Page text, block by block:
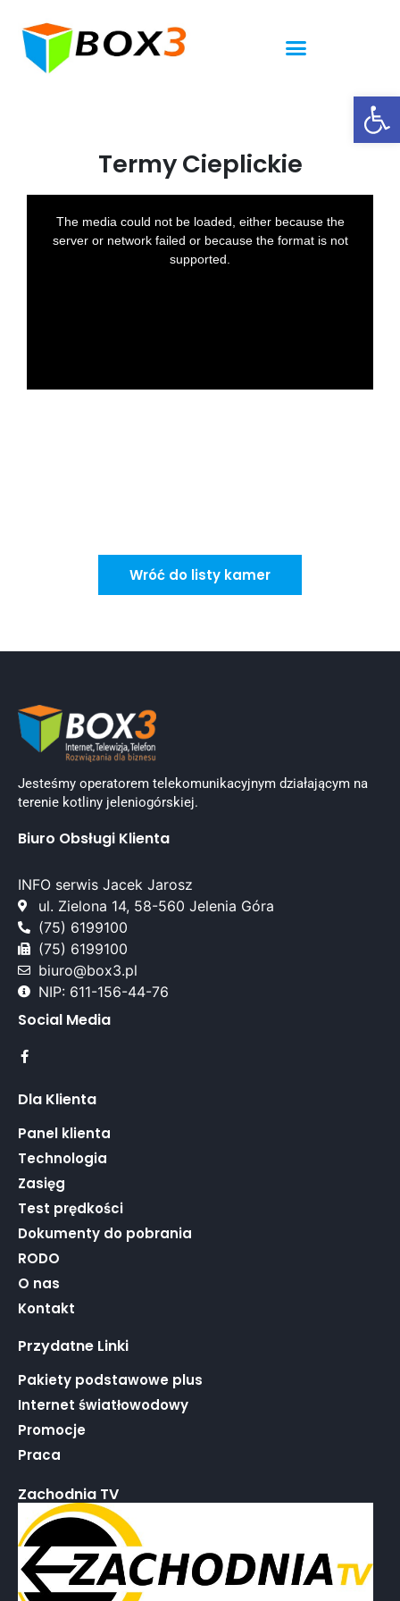
Termy Cieplickie
Wróć do listy kamer
Jesteśmy operatorem telekomunikacyjnym działającym na
terenie kotliny jeleniogórskiej.
Biuro Obsługi Klienta
INFO serwis Jacek Jarosz
ul. Zielona 14, 58-560 Jelenia Góra
(75) 6199100
(75) 6199100
biuro@box3.pl
NIP: 611-156-44-76
Social Media
Dla Klienta
Panel klienta
Technologia
Zasięg
Test prędkości
Dokumenty do pobrania
RODO
O nas
Kontakt
Przydatne Linki
Pakiety podstawowe plus
Internet światłowodowy
Promocje
Praca
Zachodnia TV